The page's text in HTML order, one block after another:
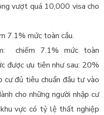
vượt quá 10,000 visa cho
7.1% mức toàn cầu.
chiếm 7.1% mức toàn
được ưu tiên như sau: 20%
cư đủ tiêu chuẩn đầu tư vào
cho những người nhập cư
vực có tỷ lệ thất nghiệp